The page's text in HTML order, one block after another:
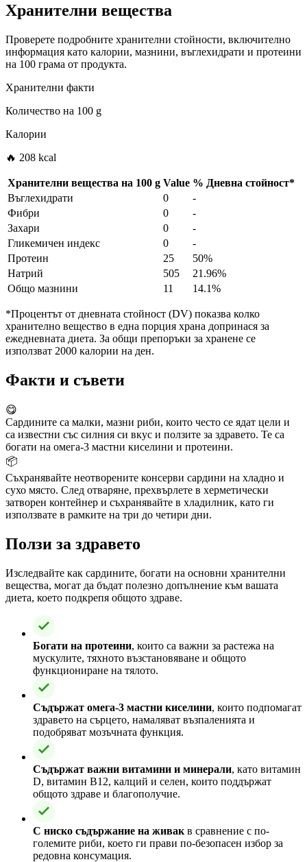
Хранителни вещества
Проверете подробните хранителни стойности, включително
информация като калории, мазнини, въглехидрати и протеини
на 100 грама от продукта.
Хранителни факти
Количество на 100 g
Калории
🔥 208 kcal
Хранителни вещества на 100 g Value % Дневна стойност*
Въглехидрати
0
-
Фибри
0
-
Захари
0
-
Гликемичен индекс
0
-
Протеин
25
50%
Натрий
505
21.96%
Общо мазнини
11 14.1%
*Процентът от дневната стойност (DV) показва колко
хранително вещество в една порция храна допринася за
ежедневната диета. За общи препоръки за хранене се
използват 2000 калории на ден.
Факти и съвети
😋
Сардините са малки, мазни риби, които често се ядат цели и
са известни със силния си вкус и ползите за здравето. Те са
богати на омега-3 мастни киселини и протеини.
📦
Съхранявайте неотворените консерви сардини на хладно и
сухо място. След отваряне, прехвърлете в херметически
затворен контейнер и съхранявайте в хладилник, като ги
използвате в рамките на три до четири дни.
Ползи за здравето
Изследвайте как сардините, богати на основни хранителни
вещества, могат да бъдат полезно допълнение към вашата
диета, което подкрепя общото здраве.
Богати на протеини, които са важни за растежа на
мускулите, тяхното възстановяване и общото
функциониране на тялото.
Съдържат омега-3 мастни киселини, които подпомагат
здравето на сърцето, намаляват възпаленията и
подобряват мозъчната функция.
Съдържат важни витамини и минерали, като витамин
D, витамин B12, калций и селен, които поддържат
общото здраве и благополучие.
С ниско съдържание на живак в сравнение с по-
големите риби, което ги прави по-безопасен избор за
редовна консумация.